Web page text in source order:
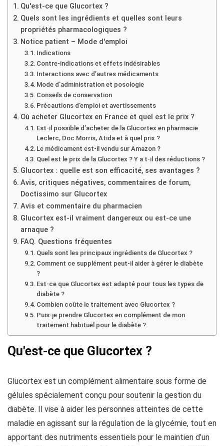
Qu'est-ce que Glucortex ?
Quels sont les ingrédients et quelles sont leurs
propriétés pharmacologiques ?
Notice patient – Mode d'emploi
Indications
Contre-indications et effets indésirables
Interactions avec d’autres médicaments
Mode d'administration et posologie
Conseils de conservation
Précautions d’emploi et avertissements
Où acheter Glucortex en France et quel est le prix ?
Est-il possible d’acheter de la Glucortex en pharmacie
Leclerc, Doc Morris, Atida et à quel prix ?
Le médicament est-il vendu sur Amazon ?
Quel est le prix de la Glucortex ? Y a t-il des réductions ?
Glucortex : quelle est son efficacité, ses avantages ?
Avis, critiques négatives, commentaires de forum,
Doctissimo sur Glucortex
Avis et commentaire du pharmacien
Glucortex est-il vraiment dangereux ou est-ce une
arnaque ?
FAQ. Questions fréquentes
Quels sont les principaux ingrédients de Glucortex ?
Comment ce supplément peut-il aider à gérer le diabète
?
Est-ce que Glucortex est adapté pour tous les types de
diabète ?
Combien coûte le traitement avec Glucortex ?
Puis-je prendre Glucortex en complément de mon
traitement habituel pour le diabète ?
Qu'est-ce que Glucortex ?
Glucortex est un complément alimentaire sous forme de
gélules spécialement conçu pour soutenir la gestion du
diabète. Il vise à aider les personnes atteintes de cette
maladie en agissant sur la régulation de la glycémie, tout en
apportant des nutriments essentiels pour le maintien d’un